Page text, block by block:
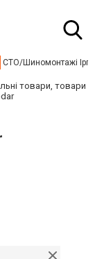
СТО/Шиномонтажі
товари, товари